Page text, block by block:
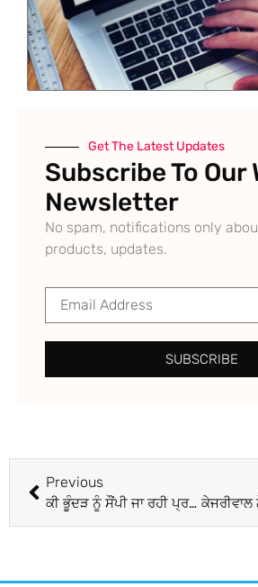
Get The Latest Updates
Subscribe To Our
Newsletter
No spam, notifications only
products, updates.
SUBSCRIBE
Previous
ਕੀ ਭੂੰਦੜ ਨੂੰ ਸੌਂਪੀ ਜਾ ਰਹੀ ਪ੍ਰਧਾਨਗੀ ਹੀ ਬਣੀ ਹੈ ਢੀਂਡਸਾ ਦੇ ਅਸਤੀਫ਼ੇ ਦਾ ਕਾਰਨ? ਬਾਦਲਾਂ ਦੀਆ ਨੀਹਾਂ ਹਿੱਲੀਆ